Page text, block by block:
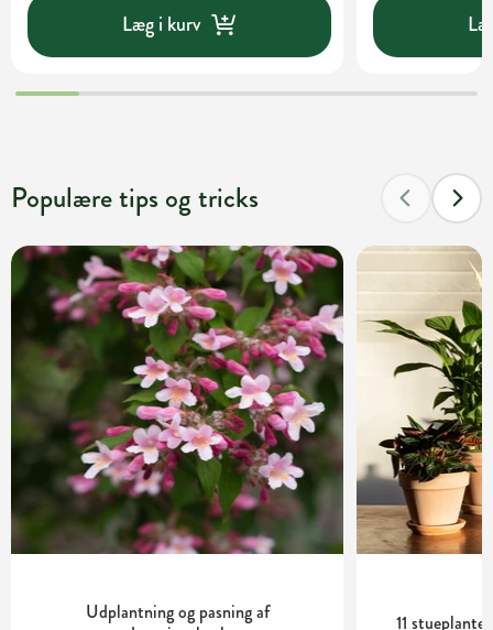
Læg i kurv
Populære tips og tricks
Udplantning og pasning af
11